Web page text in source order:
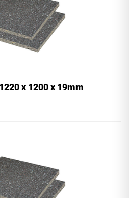
x 1200 x 19mm